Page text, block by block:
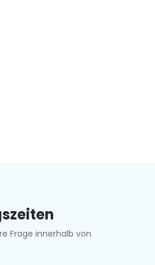
Frage innerhalb von